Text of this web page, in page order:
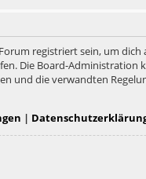
registriert sein, um
Die Board-Administration
und die verwandten
|